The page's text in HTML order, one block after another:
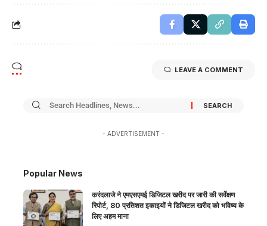
LEAVE A COMMENT
- ADVERTISEMENT -
Popular News
करंदलाजे ने एमएसएमई डिजिटल खरीद पर जारी की सर्वेक्षण
रिपोर्ट, 80 प्रतिशत इकाइयों ने डिजिटल खरीद को भविष्य के
लिए अहम माना